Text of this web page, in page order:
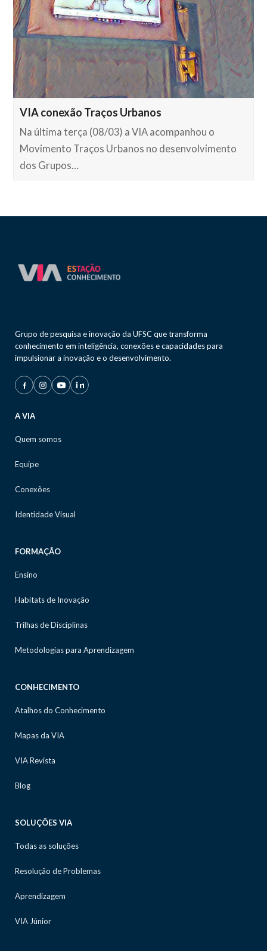
VIA conexão Traços Urbanos
Na última terça (08/03) a VIA acompanhou o
Movimento Traços Urbanos no desenvolvimento
dos Grupos…
Grupo de pesquisa e inovação da UFSC que transforma
conhecimento em inteligência, conexões e capacidades para
impulsionar a inovação e o desenvolvimento.
A VIA
Quem somos
Equipe
Conexões
Identidade Visual
FORMAÇÃO
Ensino
Habitats de Inovação
Trilhas de Disciplinas
Metodologias para Aprendizagem
CONHECIMENTO
Atalhos do Conhecimento
Mapas da VIA
VIA Revista
Blog
SOLUÇÕES VIA
Todas as soluções
Resolução de Problemas
Aprendizagem
VIA Júnior